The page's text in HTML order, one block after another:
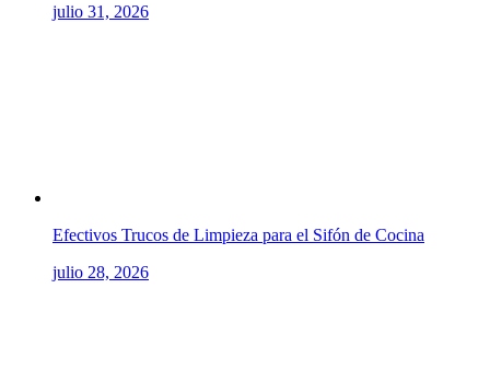
julio 31, 2026
Efectivos Trucos de Limpieza para el Sifón de Cocina
julio 28, 2026